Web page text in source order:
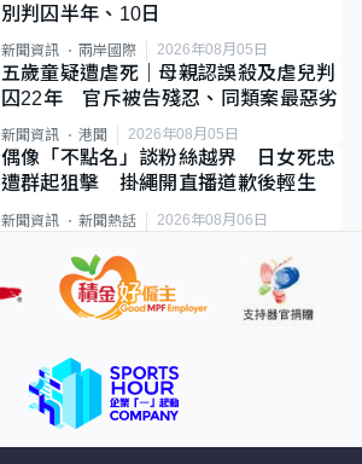
別判囚半年、10日
新聞資訊 兩岸國際 2026年08月05日
五歲童疑遭虐死｜母親認誤殺及虐兒判
囚22年 官斥被告殘忍、同類案最惡劣
新聞資訊 港聞 2026年08月05日
偶像「不點名」談粉絲越界 日女死忠
遭群起狙擊 掛繩開直播道歉後輕生
新聞資訊 新聞熱話 2026年08月06日